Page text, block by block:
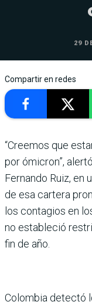
29
Compartir en redes
“Creemos que
por ómicron”,
Fernando Ruiz, en
de esa cartera
los contagios en
no estableció
fin de año.
Colombia detectó